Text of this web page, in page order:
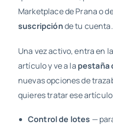
Marketplace de Prana o
suscripciónde tu cuenta.
Una vez activo, entra en
artículo y ve a la pestaña
nuevas opciones de
quieres tratar ese
Control de lotes —